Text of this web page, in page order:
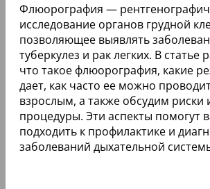
Флюорография —
исследование органов грудной
позволяющее выявлять
туберкулез и рак легких. В статье
что такое флюорография, какие
дает, как часто ее можно
взрослым, а также обсудим риски
процедуры. Эти аспекты помогут
подходить к профилактике и
заболеваний дыхательной